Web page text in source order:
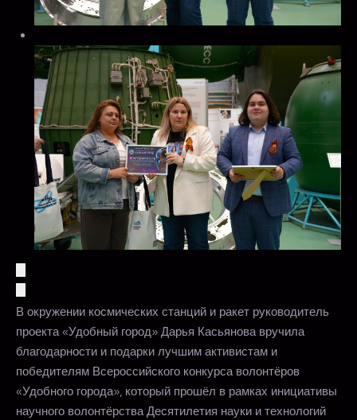
В окружении космических станций и ракет руководитель
проекта «Удобный город» Дарья Касьянова вручила
благодарности и подарки лучшим активистам и
победителям Всероссийского конкурса волонтёров
«Удобного города», который прошёл в рамках инициативы
научного волонтёрства Десятилетия науки и технологий